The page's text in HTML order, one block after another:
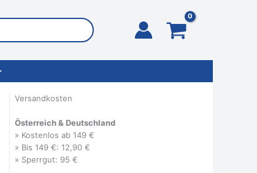
Versandkosten
Österreich & Deutschland
» Kostenlos ab 149 €
» Bis 149 €: 12,90 €
» Sperrgut: 95 €